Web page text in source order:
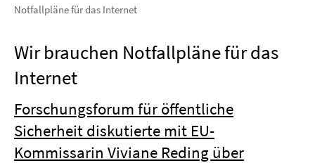
Notfallpläne für das Internet
Wir brauchen Notfallpläne für das
Internet
Forschungsforum für öffentliche
Sicherheit diskutierte mit EU-
Kommissarin Viviane Reding über